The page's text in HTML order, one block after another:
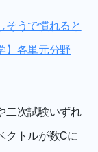
そうで慣れると
】各単元分野
二次試験いずれ
クトルが数Cに